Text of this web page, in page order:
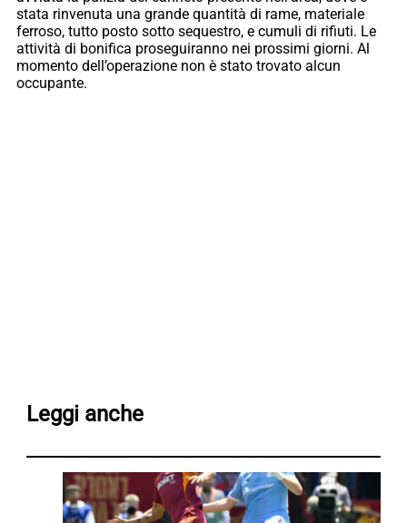
stata rinvenuta una grande quantità di rame, materiale
ferroso, tutto posto sotto sequestro, e cumuli di rifiuti. Le
attività di bonifica proseguiranno nei prossimi giorni. Al
momento dell’operazione non è stato trovato alcun
occupante.
Leggi anche